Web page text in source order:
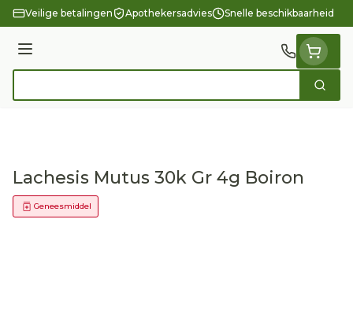
Ga naar de inhoud
Veilige betalingen Apothekersadvies Snelle beschikbaarheid
Menu
Zoek
Lachesis Mutus 30k Gr 4g Boiron
Geneesmiddel